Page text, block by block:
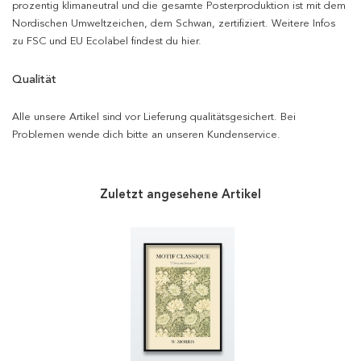
prozentig klimaneutral und die gesamte Posterproduktion ist mit dem
Nordischen Umweltzeichen, dem Schwan, zertifiziert. Weitere Infos
zu FSC und EU Ecolabel findest du hier.
Qualität
Alle unsere Artikel sind vor Lieferung qualitätsgesichert. Bei
Problemen wende dich bitte an unseren Kundenservice.
Zuletzt angesehene Artikel